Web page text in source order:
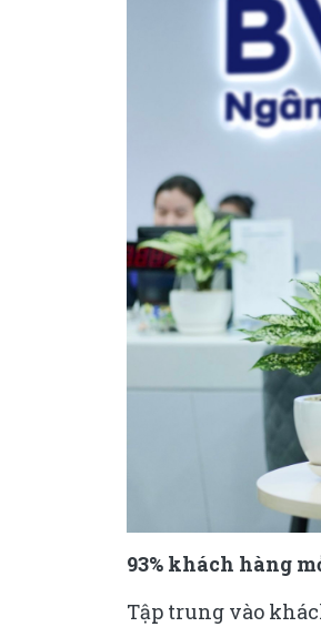
93% khách hàng
Tập trung vào